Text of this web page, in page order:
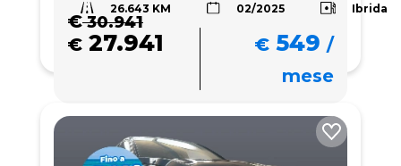
26.643 KM 02/2025 Ibrida
€30.941
€ 27.941 € 549 /
mese